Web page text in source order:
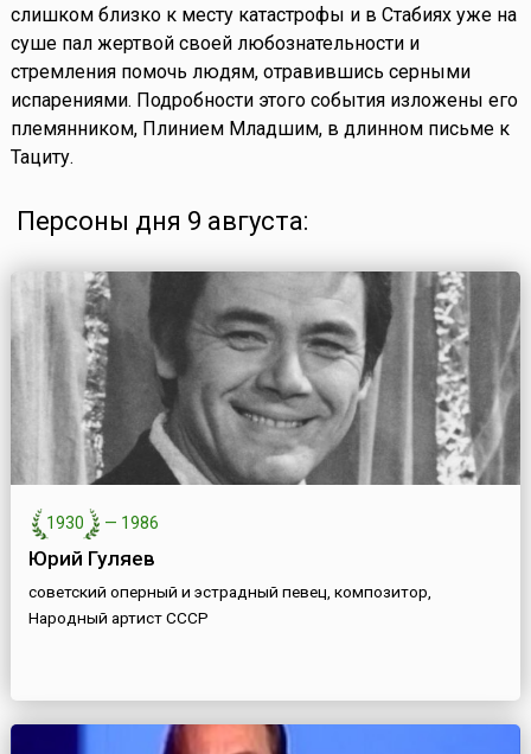
слишком близко к месту катастрофы и в Стабиях уже на
суше пал жертвой своей любознательности и
стремления помочь людям, отравившись серными
испарениями. Подробности этого события изложены его
племянником, Плинием Младшим, в длинном письме к
Тациту.
Персоны дня 9 августа:
1930 — 1986
Юрий Гуляев
советский оперный и эстрадный певец, композитор,
Народный артист СССР